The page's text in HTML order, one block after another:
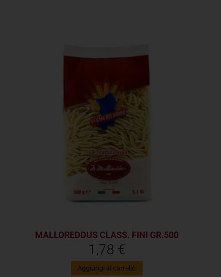
MALLOREDDUS CLASS. FINI GR.500
1,78 €
Aggiungi al carrello